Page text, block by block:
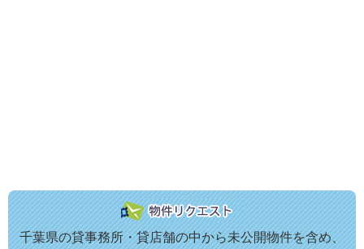
千葉県の貸事務所・貸店舗の中から未公開物件を含め、